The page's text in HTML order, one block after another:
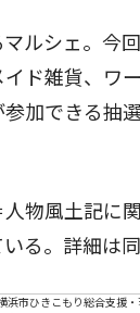
ルシェ。今
ド雑貨、ワ
加できる抽
物風土記に
る。詳細は